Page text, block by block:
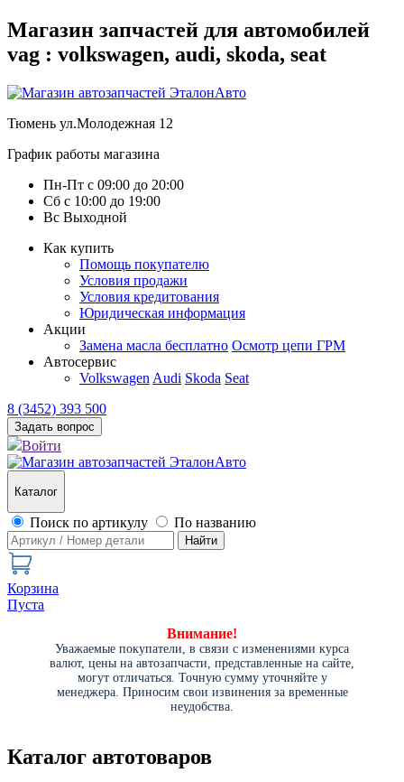
Магазин запчастей для автомобилей
vag : volkswagen, audi, skoda, seat
Тюмень ул.Молодежная 12
График работы магазина
Пн-Пт с 09:00 до 20:00
Сб с 10:00 до 19:00
Вс Выходной
Как купить
Помощь покупателю
Условия продажи
Условия кредитования
Юридическая информация
Акции
Замена масла бесплатно Осмотр цепи ГРМ
Автосервис
Volkswagen Audi Skoda Seat
8 (3452) 393 500
Задать вопрос
Войти
Каталог
Поиск по артикулу По названию
Найти
Корзина
Пуста
Внимание!
Уважаемые покупатели, в связи с изменениями курса
валют, цены на автозапчасти, представленные на сайте,
могут отличаться. Точную сумму уточняйте у
менеджера. Приносим свои извинения за временные
неудобства.
Каталог автотоваров